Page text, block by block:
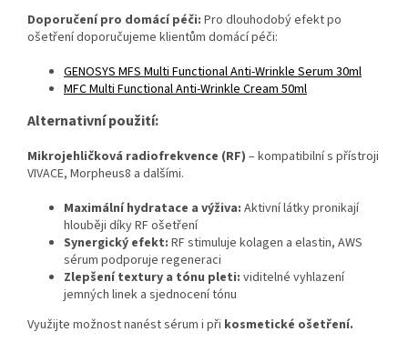
Doporučení pro domácí péči: Pro dlouhodobý efekt po
ošetření doporučujeme klientům domácí péči:
GENOSYS MFS Multi Functional Anti-Wrinkle Serum 30ml
MFC Multi Functional Anti-Wrinkle Cream 50ml
Alternativní použití:
Mikrojehličková radiofrekvence (RF) – kompatibilní s přístroji
VIVACE, Morpheus8 a dalšími.
Maximální hydratace a výživa: Aktivní látky pronikají
hlouběji díky RF ošetření
Synergický efekt: RF stimuluje kolagen a elastin, AWS
sérum podporuje regeneraci
Zlepšení textury a tónu pleti: viditelné vyhlazení
jemných linek a sjednocení tónu
Využijte možnost nanést sérum i při kosmetické ošetření.